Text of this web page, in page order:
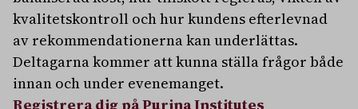
kvalitetskontroll och hur kundens efterlevnad
av rekommendationerna kan underlättas.
Deltagarna kommer att kunna ställa frågor både
innan och under evenemanget.
Registrera dig på Purina Institutes